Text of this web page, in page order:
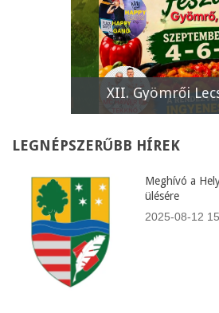
XII. Gyömrői
LEGNÉPSZERŰBB HÍREK
Meghívó a
ülésére
2025-08-12